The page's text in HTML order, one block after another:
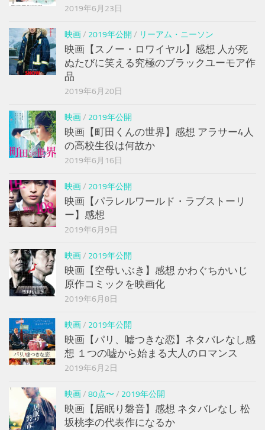
2019年6月23日
映画/ 2019年公開 / リーアム・ニーソン
映画【スノー・ロワイヤル】感想 人が死
ぬたびに笑える究極のブラックユーモア作
品
2019年6月20日
映画/ 2019年公開
映画【町田くんの世界】感想 アラサー4人
の高校生役は何故か
2019年6月16日
映画/ 2019年公開
映画【パラレルワールド・ラブストーリ
ー】感想
2019年6月9日
映画/ 2019年公開
映画【空母いぶき】感想 かわぐちかいじ
原作コミックを映画化
2019年6月8日
映画/ 2019年公開
映画【パリ、嘘つきな恋】ネタバレなし感
想 １つの嘘から始まる大人のロマンス
2019年6月2日
映画/ 80点〜 / 2019年公開
映画【居眠り磐音】感想 ネタバレなし 松
坂桃李の代表作になるか